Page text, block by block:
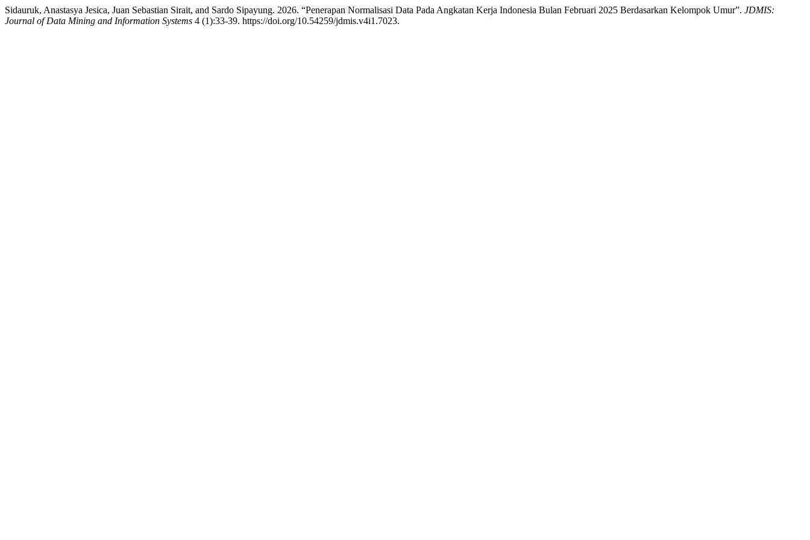
Sidauruk, Anastasya Jesica, Juan Sebastian Sirait, and Sardo Sipayung. 2026. “Penerapan Normalisasi Data Pada Angkatan Kerja Indonesia Bulan Februari 2025 Berdasarkan Kelompok Umur”. JDMIS:
Journal of Data Mining and Information Systems 4 (1):33-39. https://doi.org/10.54259/jdmis.v4i1.7023.